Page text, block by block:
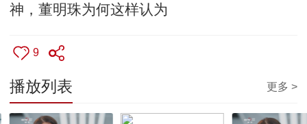
神，董明珠为何这样认为
9
播放列表 更多 >